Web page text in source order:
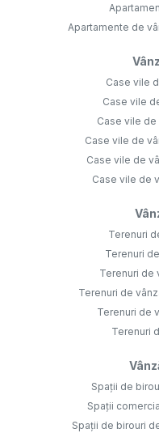
Apartamente de
Case vile
Case vile
Case vile de
Case vile de
Case vile de
Case vile de
Terenuri
Terenuri
Terenuri de
Terenuri de
Terenuri de
Terenuri
Spații de
Spații
Spații de birouri